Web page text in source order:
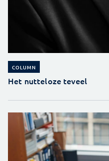
COLUMN
Het nutteloze teveel